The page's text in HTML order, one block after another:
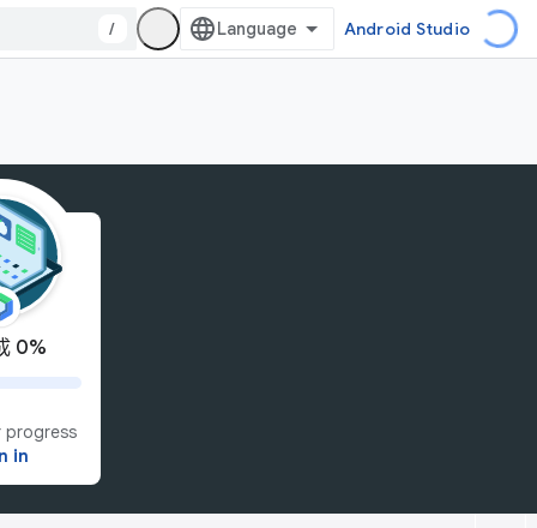
/ Android Studio
0%
progress
in